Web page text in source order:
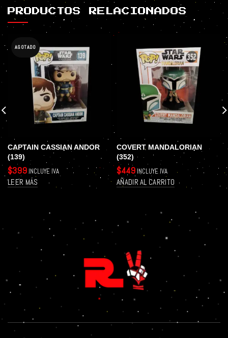
PRODUCTOS RELACIONADOS
AGOTADO
CAPTAIN CASSIAN ANDOR
(139)
$399INCLUYE IVA
LEER MÁS
COVERT MANDALORIAN
(352)
$449 INCLUYE IVA
AÑADIR AL CARRITO